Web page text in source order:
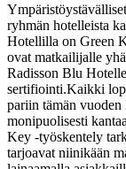
ryhmän hotelleista
Hotellilla on Green
ovat matkailijalle
Radisson Blu
sertifiointi.Kaikki
pariin tämän vuoden
monipuolisesti
Key -työskentely
tarjoavat niinikään